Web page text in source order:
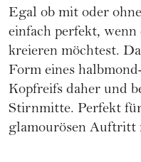
Egal ob mit oder
einfach perfekt,
kreieren möchtest.
Form eines
Kopfreifs daher und
Stirnmitte. Perfekt
glamourösen Auftritt